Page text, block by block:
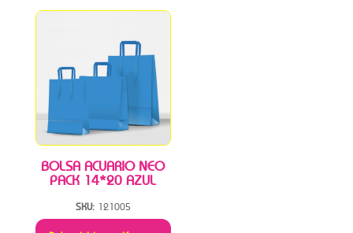
BOLSA ACUARIO NEO
PACK 14*20 AZUL
SKU: 121005